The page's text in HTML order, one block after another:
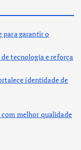
para garantir o
tecnologia e reforça
identidade de
com melhor qualidade